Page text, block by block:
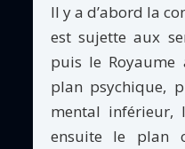
Il y a d’abord la
est sujette aux
puis le Royaume
plan psychique,
mental inférieur,
ensuite le plan